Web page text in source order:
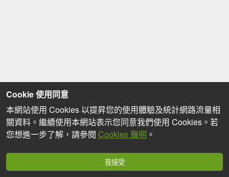
Cookie 使用同意
本網站使用 Cookies 以提昇您的使用體驗及統計網路流量相
關資料。繼續使用本網站表示您同意我們使用 Cookies。若
您想進一步了解，請參閱 Cookies 聲明 。
我接受